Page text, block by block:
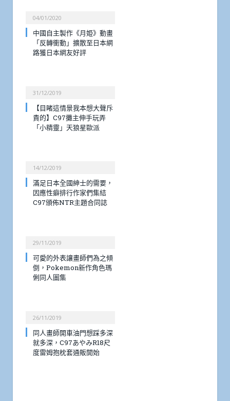
04/01/2020
中國自主製作《月姫》動畫
「反轉衝動」擴散至日本網
路獲日本網友好評
31/12/2019
【目睹這情景我本想大聲斥
責的】C97攤主伸手玩弄
「小精靈」天狼星歐派
14/12/2019
滿足日本全國紳士的需要，
因應性癖排行作家們集結
C97頒佈NTR主題合同誌
29/11/2019
可愛的外表讓畫師們為之傾
倒，Pokemon新作角色瑪
俐同人圖集
26/11/2019
同人畫師開車油門想踩多深
就多深，C97あやみR18尺
度雷姆抱枕套通販開始